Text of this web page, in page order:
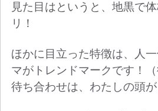
見た目はというと、地黒で
リ！
ほかに目立った特徴は、人
マがトレンドマークです！
待ち合わせは、わたしの頭が